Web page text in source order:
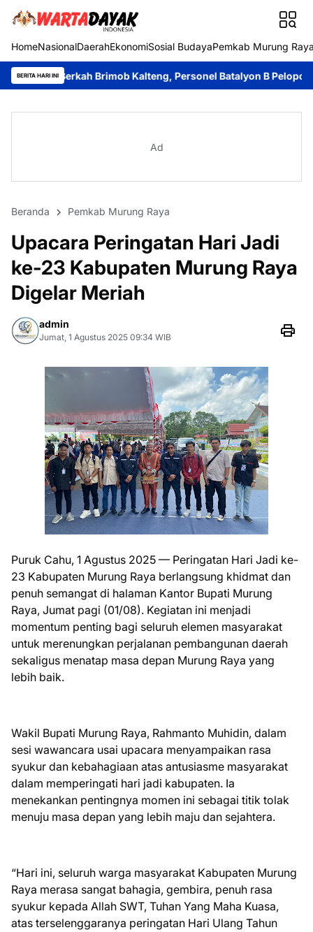
HomeNasionalDaerahEkonomiSosial BudayaPemkab Murung
BERITA HARI INI
Brimob Kalteng, Personel Batalyon B Pelopor Berbagi
Ad
Beranda Pemkab Murung Raya
Upacara Peringatan Hari Jadi
ke-23 Kabupaten Murung Raya
Digelar Meriah
admin
Jumat, 1 Agustus 2025 09:34 WIB
Puruk Cahu, 1 Agustus 2025 — Peringatan Hari Jadi ke-
23 Kabupaten Murung Raya berlangsung khidmat dan
penuh semangat di halaman Kantor Bupati Murung
Raya, Jumat pagi (01/08). Kegiatan ini menjadi
momentum penting bagi seluruh elemen masyarakat
untuk merenungkan perjalanan pembangunan daerah
sekaligus menatap masa depan Murung Raya yang
lebih baik.
Wakil Bupati Murung Raya, Rahmanto Muhidin, dalam
sesi wawancara usai upacara menyampaikan rasa
syukur dan kebahagiaan atas antusiasme masyarakat
dalam memperingati hari jadi kabupaten. Ia
menekankan pentingnya momen ini sebagai titik tolak
menuju masa depan yang lebih maju dan sejahtera.
“Hari ini, seluruh warga masyarakat Kabupaten Murung
Raya merasa sangat bahagia, gembira, penuh rasa
syukur kepada Allah SWT, Tuhan Yang Maha Kuasa,
atas terselenggaranya peringatan Hari Ulang Tahun